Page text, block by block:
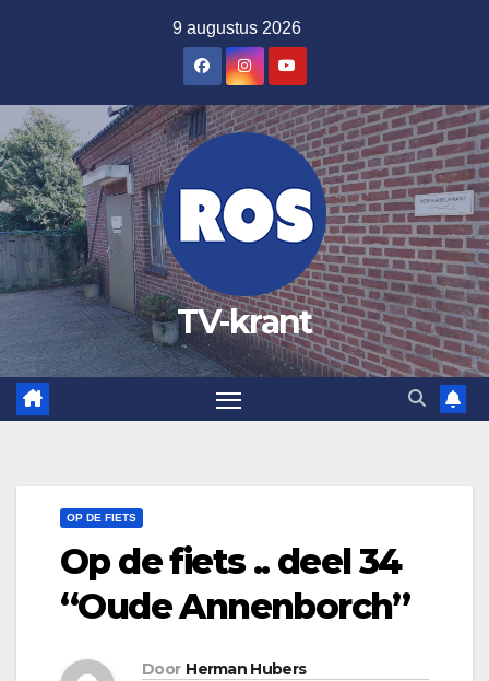
inhoud
9 augustus 2026
TV-krant
OP DE FIETS
Op de fiets .. deel 34
“Oude Annenborch”
Door Herman Hubers